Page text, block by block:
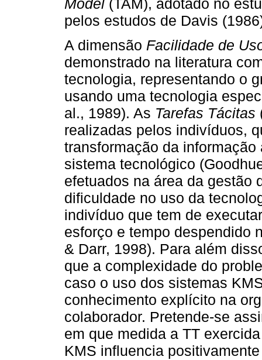
Model (TAM), adotado no
pelos estudos de Davis
A dimensão Facilidade de
demonstrado na literatura
tecnologia, representando o
usando uma tecnologia
al., 1989). As Tarefas Tácitas
realizadas pelos indivíduos,
transformação da
sistema tecnológico
efetuados na área da gestão
dificuldade no uso da
indivíduo que tem de
esforço e tempo despendido
& Darr, 1998). Para além
que a complexidade do
caso o uso dos sistemas
conhecimento explícito na
colaborador. Pretende-se
em que medida a TT
KMS influencia